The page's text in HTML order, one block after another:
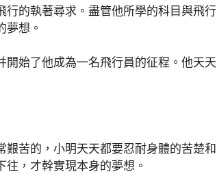
的執著尋求。盡管他所學的科目與飛行
夢想。
始了他成為一名飛行員的征程。他天天
艱苦的，小明天天都要忍耐身體的苦楚和
往，才幹實現本身的夢想。